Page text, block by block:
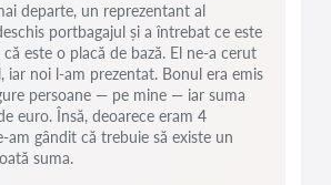
departe, un reprezentant al
portbagajul și a întrebat ce este
este o placă de bază. El ne-a cerut
iar noi l-am prezentat. Bonul era emis
persoane — pe mine — iar suma
euro. Însă, deoarece eram 4
am gândit că trebuie să existe un
suma.